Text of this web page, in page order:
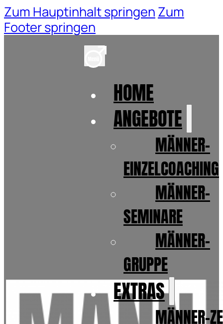
Zum Hauptinhalt springen Zum
Footer springen
HOME
ANGEBOTE
MÄNNER-
EINZELCOACHING
MÄNNER-
SEMINARE
MÄNNER-
GRUPPE
EXTRAS
MÄNNER-